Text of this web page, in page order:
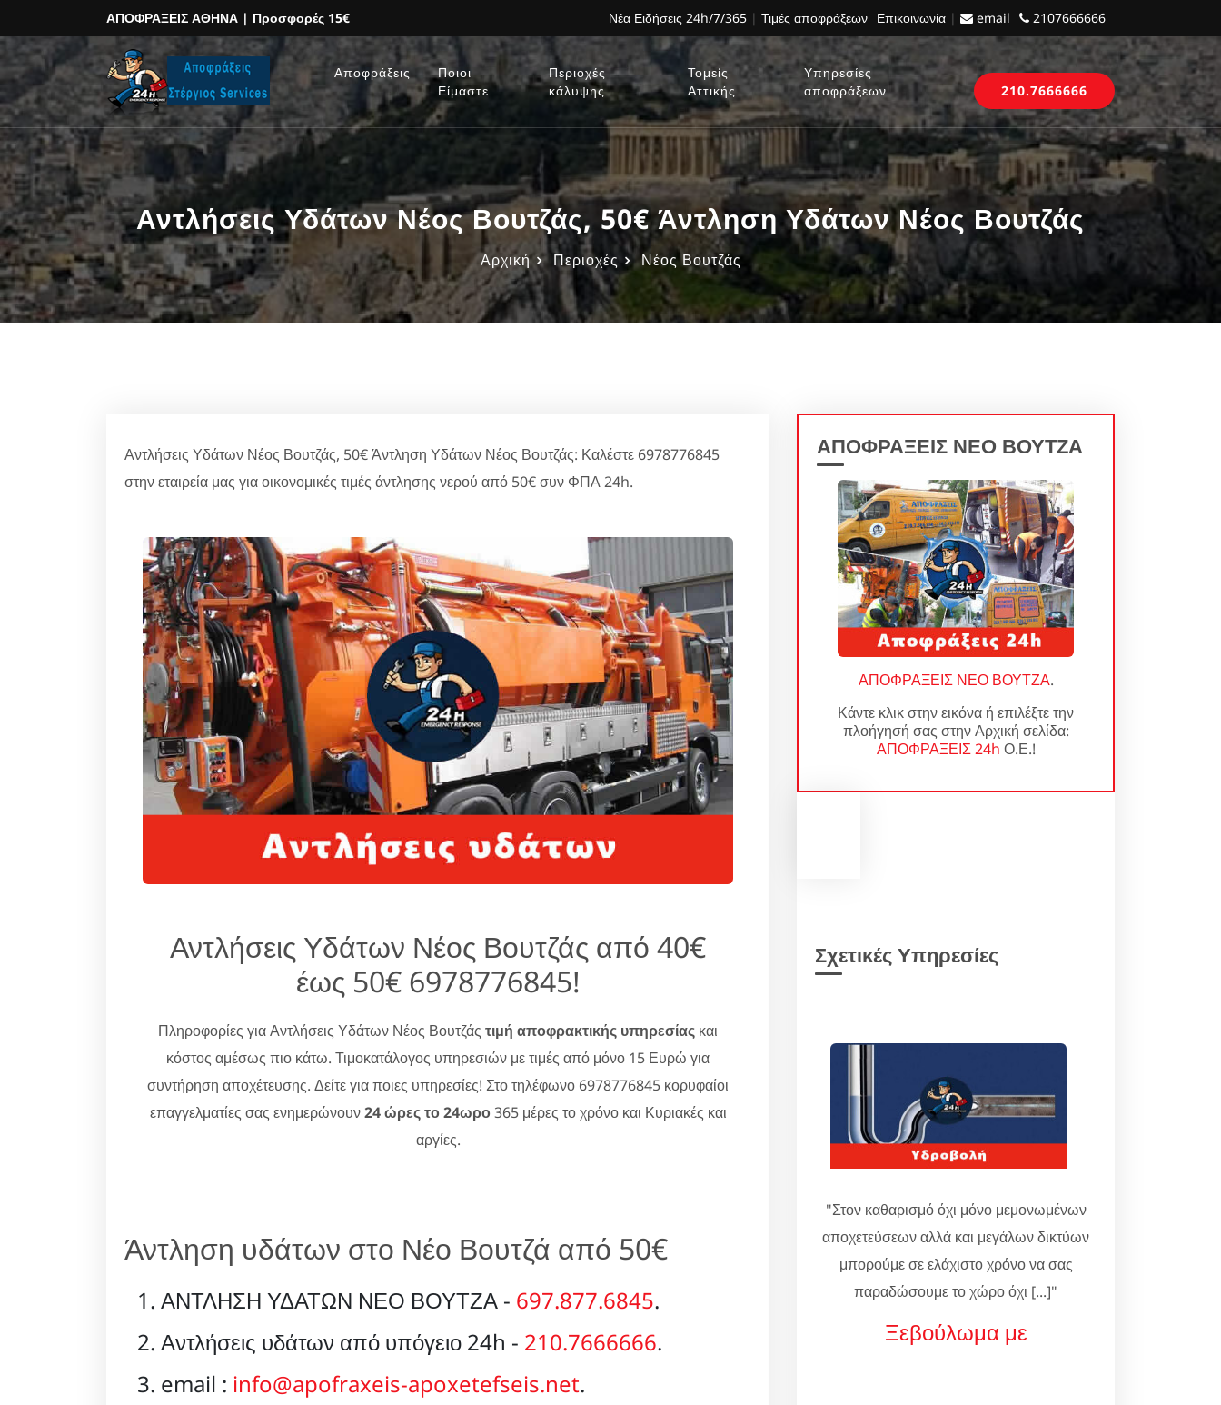
ΑΠΟΦΡΑΞΕΙΣ ΑΘΗΝΑ | Προσφορές 15€ Νέα Ειδήσεις 24h/7/365 | Τιμές αποφράξεων Επικοινωνία | email 2107666666
Αποφράξεις
Ποιοι
Είμαστε
Περιοχές
κάλυψης
Τομείς
Αττικής
Υπηρεσίες
αποφράξεων
210.7666666
Αντλήσεις Υδάτων Νέος Βουτζάς, 50€ Άντληση Υδάτων Νέος Βουτζάς
Αρχική Περιοχές Νέος Βουτζάς
Αντλήσεις Υδάτων Νέος Βουτζάς, 50€ Άντληση Υδάτων Νέος Βουτζάς: Καλέστε 6978776845
στην εταιρεία μας για οικονομικές τιμές άντλησης νερού από 50€ συν ΦΠΑ 24h.
Αντλήσεις Υδάτων Νέος Βουτζάς από 40€
έως 50€ 6978776845!
Πληροφορίες για Αντλήσεις Υδάτων Νέος Βουτζάς τιμή αποφρακτικής υπηρεσίας και
κόστος αμέσως πιο κάτω. Τιμοκατάλογος υπηρεσιών με τιμές από μόνο 15 Ευρώ για
συντήρηση αποχέτευσης. Δείτε για ποιες υπηρεσίες! Στο τηλέφωνο 6978776845 κορυφαίοι
επαγγελματίες σας ενημερώνουν24 ώρες το 24ωρο365 μέρες το χρόνο και Κυριακές και
αργίες.
Άντληση υδάτων στο Νέο Βουτζά από 50€
ΑΝΤΛΗΣΗ ΥΔΑΤΩΝ ΝΕΟ ΒΟΥΤΖΑ - 697.877.6845.
Αντλήσεις υδάτων από υπόγειο 24h - 210.7666666.
email : info@apofraxeis-apoxetefseis.net.
ΑΠΟΦΡΑΞΕΙΣ ΝΕΟ ΒΟΥΤΖΑ
ΑΠΟΦΡΑΞΕΙΣ ΝΕΟ ΒΟΥΤΖΑ.
Κάντε κλικ στην εικόνα ή επιλέξτε την
πλοήγησή σας στην Αρχική σελίδα:
ΑΠΟΦΡΑΞΕΙΣ 24h Ο.Ε.!
Σχετικές Υπηρεσίες
"Στον καθαρισμό όχι μόνο μεμονωμένων
αποχετεύσεων αλλά και μεγάλων δικτύων
μπορούμε σε ελάχιστο χρόνο να σας
παραδώσουμε το χώρο όχι [...]"
Ξεβούλωμα με